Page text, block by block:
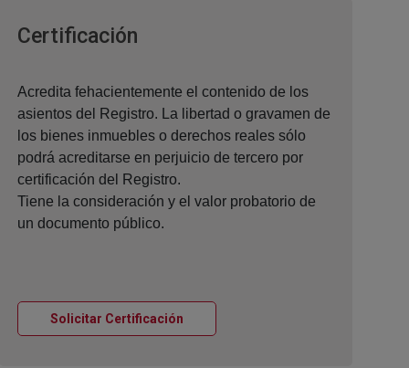
Certificación
Acredita fehacientemente el contenido de los
asientos del Registro. La libertad o gravamen de
los bienes inmuebles o derechos reales sólo
podrá acreditarse en perjuicio de tercero por
certificación del Registro.
Tiene la consideración y el valor probatorio de
un documento público.
Solicitar Certificación